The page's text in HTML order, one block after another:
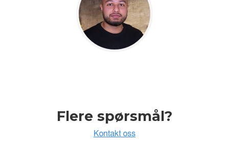
Flere spørsmål?